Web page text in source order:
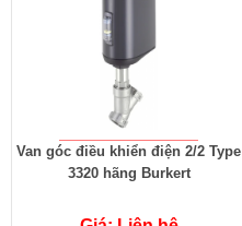
Van góc điều khiển điện 2/2 Type
3320 hãng Burkert